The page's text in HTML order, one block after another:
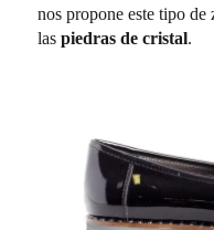
nos propone este tipo de
laspiedras de cristal.